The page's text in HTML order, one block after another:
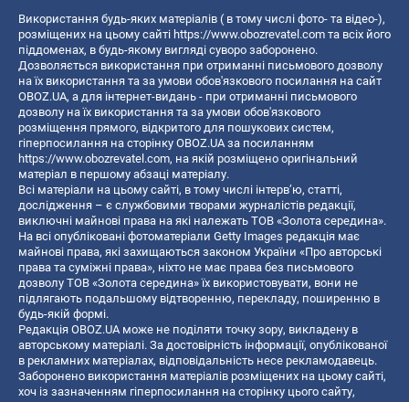
Використання будь-яких матеріалів ( в тому числі фото- та відео-),
розміщених на цьому сайті https://www.obozrevatel.com та всіх його
піддоменах, в будь-якому вигляді суворо заборонено.
Дозволяється використання при отриманні письмового дозволу
на їх використання та за умови обов'язкового посилання на сайт
OBOZ.UA, а для інтернет-видань - при отриманні письмового
дозволу на їх використання та за умови обов'язкового
розміщення прямого, відкритого для пошукових систем,
гіперпосилання на сторінку OBOZ.UA за посиланням
https://www.obozrevatel.com, на якій розміщено оригінальний
матеріал в першому абзаці матеріалу.
Всі матеріали на цьому сайті, в тому числі інтерв’ю, статті,
дослідження – є службовими творами журналістів редакції,
виключні майнові права на які належать ТОВ «Золота середина».
На всі опубліковані фотоматеріали Getty Images редакція має
майнові права, які захищаються законом України «Про авторські
права та суміжні права», ніхто не має права без письмового
дозволу ТОВ «Золота середина» їх використовувати, вони не
підлягають подальшому відтворенню, перекладу, поширенню в
будь-якій формі.
Редакція OBOZ.UA може не поділяти точку зору, викладену в
авторському матеріалі. За достовірність інформації, опублікованої
в рекламних матеріалах, відповідальність несе рекламодавець.
Заборонено використання матеріалів розміщених на цьому сайті,
хоч із зазначенням гіперпосилання на сторінку цього сайту,